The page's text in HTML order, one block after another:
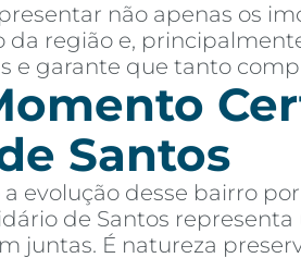
não apenas os
da região e,
e garante que tanto
Santos
evolução desse bairro
de Santos
juntas. É natureza